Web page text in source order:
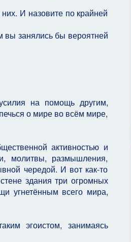
И назовите по крайней
вы занялись бы вероятней
на помощь другим,
о мире во всём мире,
активностью и
молитвы, размышления,
чередой. И вот как-то
здания три огромных
угнетённым всего мира,
эгоистом, занимаясь